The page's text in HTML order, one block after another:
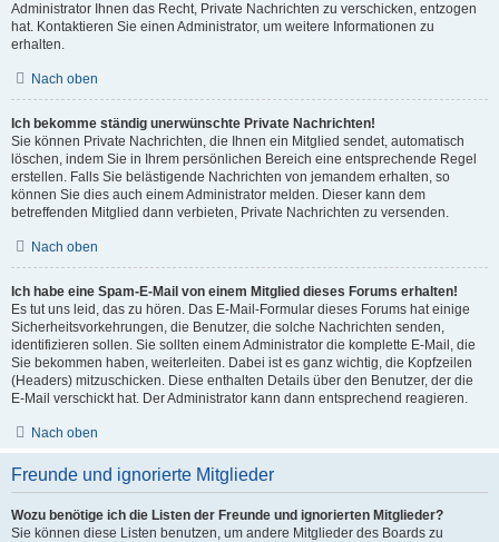
Administrator Ihnen das Recht, Private Nachrichten zu verschicken, entzogen
hat. Kontaktieren Sie einen Administrator, um weitere Informationen zu
erhalten.
Nach oben
Ich bekomme ständig unerwünschte Private Nachrichten!
Sie können Private Nachrichten, die Ihnen ein Mitglied sendet, automatisch
löschen, indem Sie in Ihrem persönlichen Bereich eine entsprechende Regel
erstellen. Falls Sie belästigende Nachrichten von jemandem erhalten, so
können Sie dies auch einem Administrator melden. Dieser kann dem
betreffenden Mitglied dann verbieten, Private Nachrichten zu versenden.
Nach oben
Ich habe eine Spam-E-Mail von einem Mitglied dieses Forums erhalten!
Es tut uns leid, das zu hören. Das E-Mail-Formular dieses Forums hat einige
Sicherheitsvorkehrungen, die Benutzer, die solche Nachrichten senden,
identifizieren sollen. Sie sollten einem Administrator die komplette E-Mail, die
Sie bekommen haben, weiterleiten. Dabei ist es ganz wichtig, die Kopfzeilen
(Headers) mitzuschicken. Diese enthalten Details über den Benutzer, der die
E-Mail verschickt hat. Der Administrator kann dann entsprechend reagieren.
Nach oben
Freunde und ignorierte Mitglieder
Wozu benötige ich die Listen der Freunde und ignorierten Mitglieder?
Sie können diese Listen benutzen, um andere Mitglieder des Boards zu